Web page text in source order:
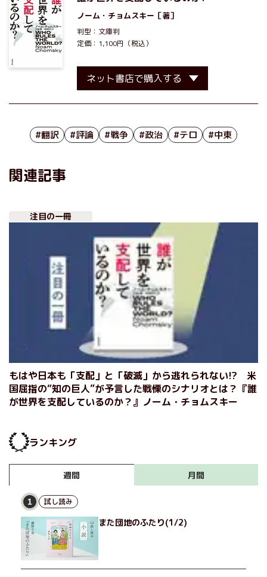
ノーム・チョムスキー ［著］
判型：文庫判
定価：1,100円（税込）
ネット書店で購入する
#翻訳 #評論 #戦争 #政治 #テロ #中東
関連記事
注目の一冊
もはや日本も「支配」と「破滅」から逃れられない!? 米
国屈指の“知の巨人”が予言した戦慄のシナリオとは？『誰
が世界を支配しているのか？』ノーム・チョムスキー
ランキング
週間 月間
1 試し読み
また団地のふたり(1/2)